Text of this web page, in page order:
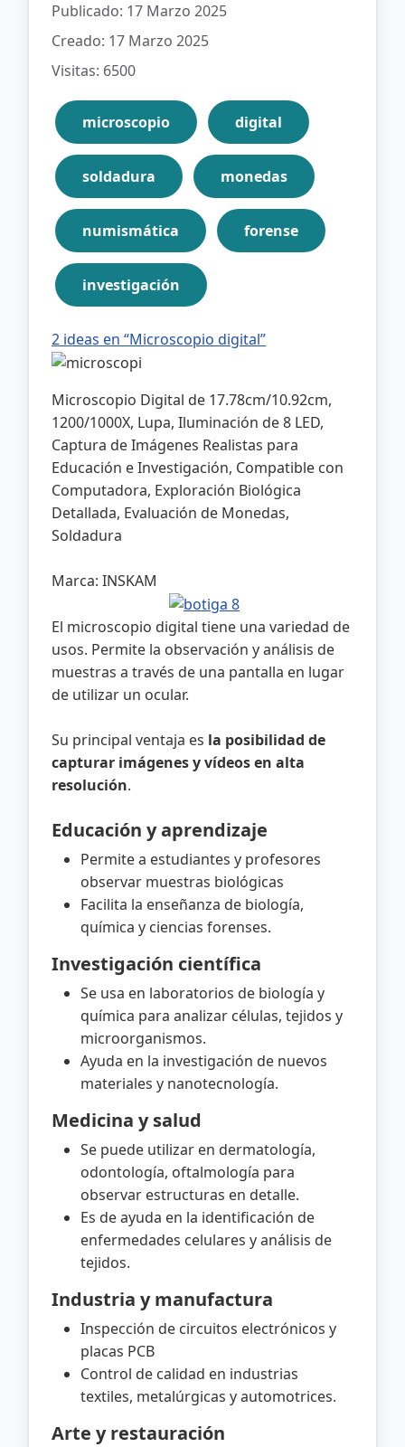
Publicado: 17 Marzo 2025
Creado: 17 Marzo 2025
Visitas: 6500
microscopio digital
soldadura monedas
numismática forense
investigación
2 ideas en “Microscopio digital”
Microscopio Digital de 17.78cm/10.92cm,
1200/1000X, Lupa, Iluminación de 8 LED,
Captura de Imágenes Realistas para
Educación e Investigación, Compatible con
Computadora, Exploración Biológica
Detallada, Evaluación de Monedas,
Soldadura
Marca: INSKAM
El microscopio digital tiene una variedad de
usos. Permite la observación y análisis de
muestras a través de una pantalla en lugar
de utilizar un ocular.
Su principal ventaja es la posibilidad de
capturar imágenes y vídeos en alta
resolución.
Educación y aprendizaje
Permite a estudiantes y profesores
observar muestras biológicas
Facilita la enseñanza de biología,
química y ciencias forenses.
Investigación científica
Se usa en laboratorios de biología y
química para analizar células, tejidos y
microorganismos.
Ayuda en la investigación de nuevos
materiales y nanotecnología.
Medicina y salud
Se puede utilizar en dermatología,
odontología, oftalmología para
observar estructuras en detalle.
Es de ayuda en la identificación de
enfermedades celulares y análisis de
tejidos.
Industria y manufactura
Inspección de circuitos electrónicos y
placas PCB
Control de calidad en industrias
textiles, metalúrgicas y automotrices.
Arte y restauración